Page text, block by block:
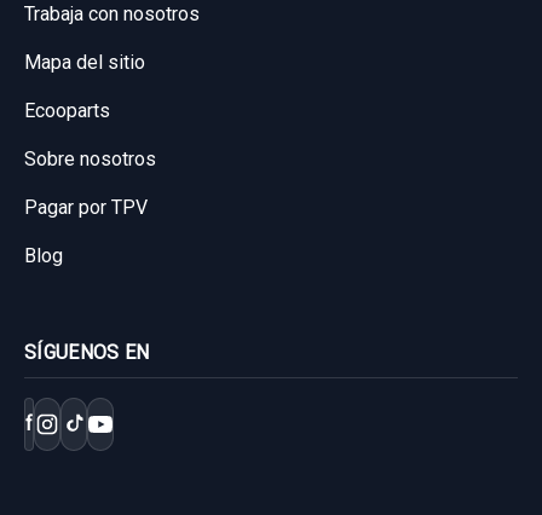
ELECTROVENTILADOR 253804DXXX
253804DXXX
Trabaja con nosotros
Mapa del sitio
Ecooparts
Sobre nosotros
Pagar por TPV
Blog
SÍGUENOS EN
f